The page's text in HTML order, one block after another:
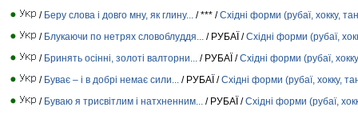
/ Беру слова і довго мну, як глину... / *** /Східні форми (рубаї, хокку,
/ Блукаючи по нетрях словоблуддя... / РУБАЇ /Східні форми (рубаї,
/ Бринять осінні, золоті валторни... / РУБАЇ /Східні форми (рубаї,
/ Буває – і в добрі немає сили... / РУБАЇ /Східні форми (рубаї, хокку,
/ Буваю я трисвітлим і натхненним... / РУБАЇ /Східні форми (рубаї,